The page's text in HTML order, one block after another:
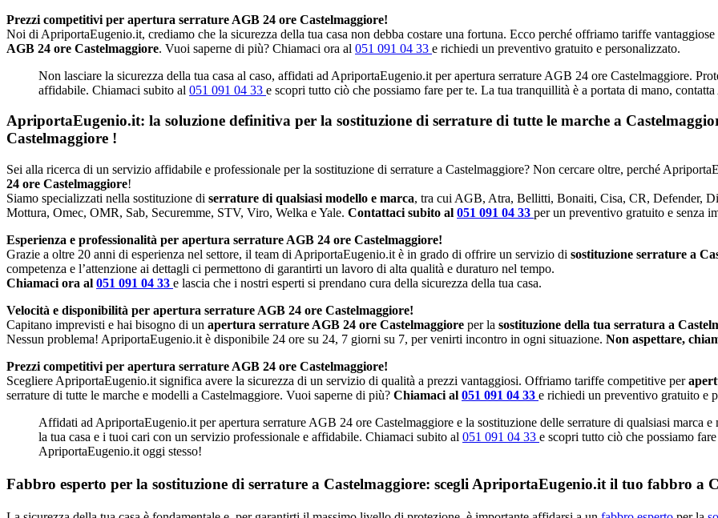
Prezzi competitivi per apertura serrature AGB 24 ore Castelmaggiore!
Noi di ApriportaEugenio.it, crediamo che la sicurezza della tua casa non debba costare una fortuna. Ecco perché offriamo tariffe
AGB 24 ore Castelmaggiore. Vuoi saperne di più? Chiamaci ora al 051 091 04 33 e richiedi un preventivo gratuito e personalizzato.
Non lasciare la sicurezza della tua casa al caso, affidati ad ApriportaEugenio.it per apertura serrature AGB 24 ore Castelmaggiore.
affidabile. Chiamaci subito al 051 091 04 33 e scopri tutto ciò che possiamo fare per te. La tua tranquillità è a portata di mano,
ApriportaEugenio.it: la soluzione definitiva per la sostituzione di serrature di tutte le marche a
Castelmaggiore !
Sei alla ricerca di un servizio affidabile e professionale per la sostituzione di serrature a Castelmaggiore? Non cercare oltre, perché
24 ore Castelmaggiore!
Siamo specializzati nella sostituzione di serrature di qualsiasi modello e marca, tra cui AGB, Atra, Bellitti, Bonaiti, Cisa, CR, Defender,
Mottura, Omec, OMR, Sab, Securemme, STV, Viro, Welka e Yale. Contattaci subito al 051 091 04 33 per un preventivo gratuito e senza
Esperienza e professionalità per apertura serrature AGB 24 ore Castelmaggiore!
Grazie a oltre 20 anni di esperienza nel settore, il team di ApriportaEugenio.it è in grado di offrire un servizio di sostituzione serrature a
competenza e l’attenzione ai dettagli ci permettono di garantirti un lavoro di alta qualità e duraturo nel tempo.
Chiamaci ora al 051 091 04 33 e lascia che i nostri esperti si prendano cura della sicurezza della tua casa.
Velocità e disponibilità per apertura serrature AGB 24 ore Castelmaggiore!
Capitano imprevisti e hai bisogno di un apertura serrature AGB 24 ore Castelmaggiore per la sostituzione della tua serratura a
Nessun problema! ApriportaEugenio.it è disponibile 24 ore su 24, 7 giorni su 7, per venirti incontro in ogni situazione. Non aspettare,
Prezzi competitivi per apertura serrature AGB 24 ore Castelmaggiore!
Scegliere ApriportaEugenio.it significa avere la sicurezza di un servizio di qualità a prezzi vantaggiosi. Offriamo tariffe competitive per
serrature di tutte le marche e modelli a Castelmaggiore. Vuoi saperne di più? Chiamaci al 051 091 04 33 e richiedi un preventivo gratuito e
Affidati ad ApriportaEugenio.it per apertura serrature AGB 24 ore Castelmaggiore e la sostituzione delle serrature di qualsiasi marca
la tua casa e i tuoi cari con un servizio professionale e affidabile. Chiamaci subito al 051 091 04 33 e scopri tutto ciò che possiamo
ApriportaEugenio.it oggi stesso!
Fabbro esperto per la sostituzione di serrature a Castelmaggiore: scegli ApriportaEugenio.it il tuo fabbro a